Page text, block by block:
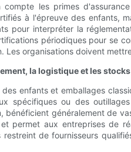
les primes
à l'épreuve des enfants,
pour interpréter la
périodiques pour se
Les organisations doivent
la logistique et les stocks
enfants et emballages
spécifiques ou des
bénéficient généralement de
permet aux entreprises de
de fournisseurs